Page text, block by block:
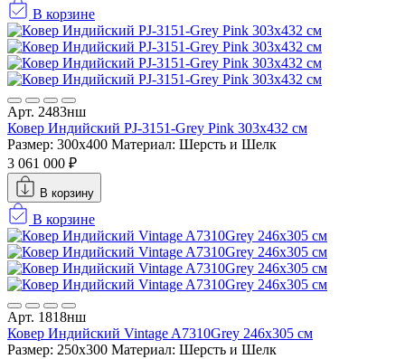
В корзине
Арт. 2483нш
Ковер Индийский PJ-3151-Grey Pink 303x432 см
Размер: 300x400 Материал: Шерсть и Шелк
3 061 000 ₽
В корзину
В корзине
Арт. 1818нш
Ковер Индийский Vintage A7310Grey 246x305 см
Размер: 250x300 Материал: Шерсть и Шелк